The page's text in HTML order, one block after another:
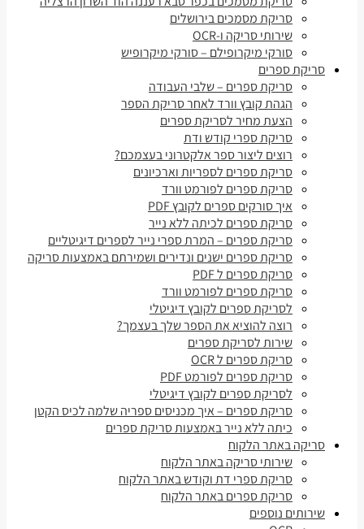
סריקת מסמכים בירושלים
שירותי סריקה ו-OCR
סורקי מיקרופילם – סורקי מיקרופיש
סריקת ספרים
סריקת ספרים – שלבי העבודה
הגהת קובץ וורד לאחר סריקת הספר
הצעת מחיר לסריקת ספרים
סריקת ספרי קודש ודת
רוצים ליצור ספר אלקטרוני בעצמכם?
סריקת ספרים לספריות וארכיונים
סריקת ספרים לפורמט וורד
איך סורקים ספרים לקובץ PDF
סריקת ספרים לכיתה ללא נייר
סריקת ספרים – המרת ספרי נייר לספרים דיגיטליים
סריקת ספרים ישנים ונדירים ושמירתם באמצעות סריקה
סריקת ספרים ל PDF
סריקת ספרים לפורמט וורד
לסריקת ספרים לקובץ דיגיטלי
רוצה להוציא את הספר שלך בעצמך?
שירות לסריקת ספרים
סריקת ספרים ל OCR
סריקת ספרים לפורמט PDF
לסריקת ספרים לקובץ דיגיטלי
סריקת ספרים – איך מכניסים ספריה שלמה לכיס הקטן
כיתה ללא נייר באמצעות סריקת ספרים
סריקה באתר הלקוח
שירותי סריקה באתר הלקוח
סריקת ספרי דת וקודש באתר הלקוח
סריקת ספרים באתר הלקוח
שירותים נוספים